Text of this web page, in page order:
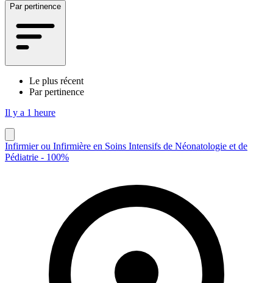
Par pertinence
Le plus récent
Par pertinence
Il y a 1 heure
Infirmier ou Infirmière en Soins Intensifs de Néonatologie et de
Pédiatrie - 100%